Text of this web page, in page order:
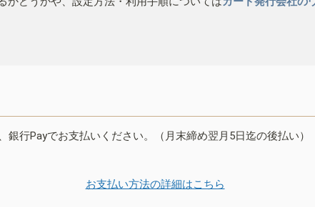
行Payでお支払いください。（月末締め翌月5日迄の後払い）
お支払い方法の詳細はこちら